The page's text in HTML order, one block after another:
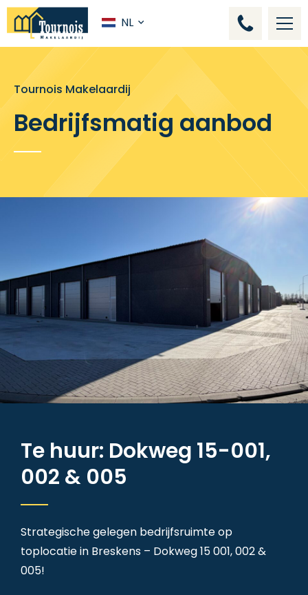
NL
Tournois Makelaardij
Bedrijfsmatig aanbod
Te huur: Dokweg 15-001,
002 & 005
Strategische gelegen bedrijfsruimte op
toplocatie in Breskens – Dokweg 15 001, 002 &
005!